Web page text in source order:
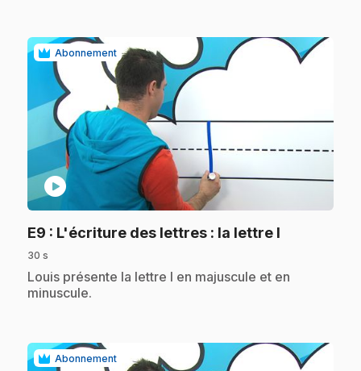
Abonnement
play_circle
E9 : L'écriture des lettres : la lettre I
30 s
.Louis présente la lettre I en majuscule et en
minuscule.
Abonnement